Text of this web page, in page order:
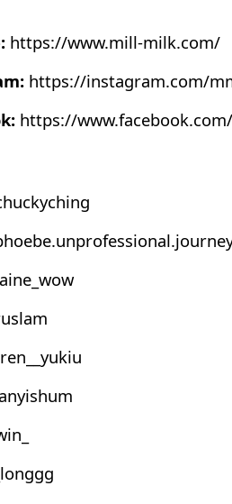
https://www.mill-milk.com/
https://instagram.com/
https://